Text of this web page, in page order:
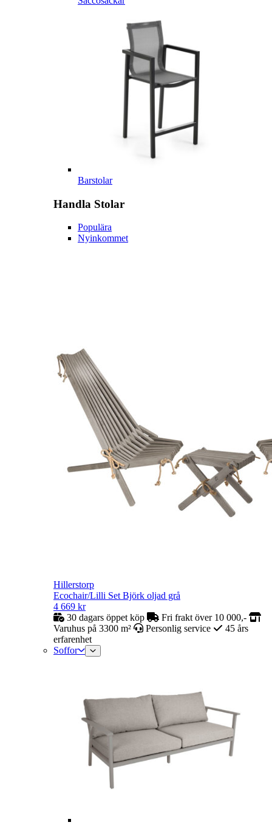
Barstolar
Handla Stolar
Populära
Nyinkommet
Hillerstorp
Ecochair/Lilli Set Björk oljad grå
4 669 kr
30 dagars öppet köp
Fri frakt över 10 000,-
Varuhus på 3300 m²
Personlig service
45 års
erfarenhet
Soffor